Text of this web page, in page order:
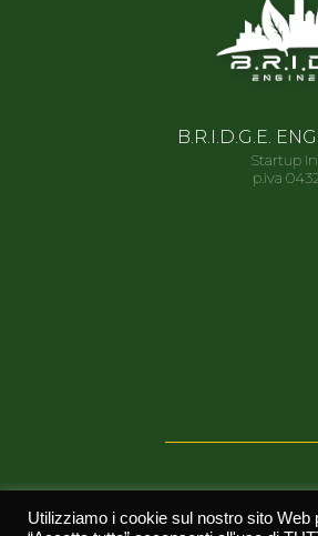
B.R.I.D.G.E.
Startup
p.iva
Utilizziamo i cookie sul nostro sito